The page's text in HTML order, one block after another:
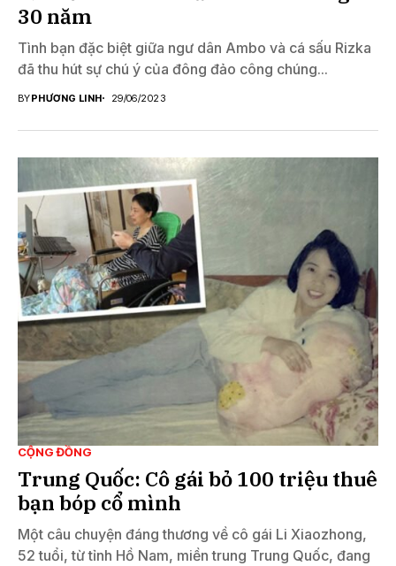
30 năm
Tình bạn đặc biệt giữa ngư dân Ambo và cá sấu Rizka
đã thu hút sự chú ý của đông đảo công chúng...
BYPHƯƠNG LINH 29/06/2023
CỘNG ĐỒNG
Trung Quốc: Cô gái bỏ 100 triệu thuê
bạn bóp cổ mình
Một câu chuyện đáng thương về cô gái Li Xiaozhong,
52 tuổi, từ tỉnh Hồ Nam, miền trung Trung Quốc, đang